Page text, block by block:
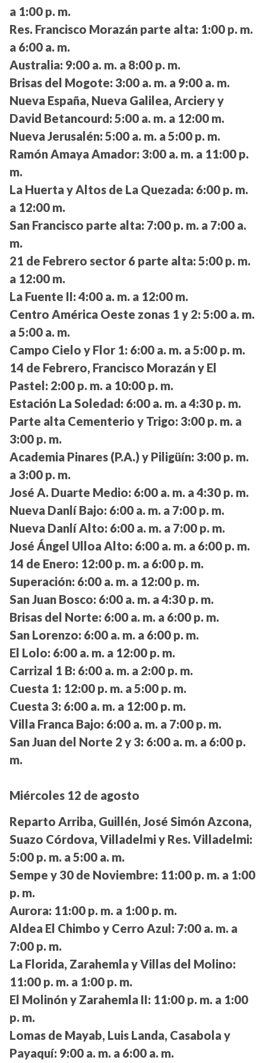
a 1:00 p. m.
Res. Francisco Morazán parte alta: 1:00 p. m.
a 6:00 a. m.
Australia: 9:00 a. m. a 8:00 p. m.
Brisas del Mogote: 3:00 a. m. a 9:00 a. m.
Nueva España, Nueva Galilea, Arciery y
David Betancourd: 5:00 a. m. a 12:00 m.
Nueva Jerusalén: 5:00 a. m. a 5:00 p. m.
Ramón Amaya Amador: 3:00 a. m. a 11:00 p.
m.
La Huerta y Altos de La Quezada: 6:00 p. m.
a 12:00 m.
San Francisco parte alta: 7:00 p. m. a 7:00 a.
m.
21 de Febrero sector 6 parte alta: 5:00 p. m.
a 12:00 m.
La Fuente II: 4:00 a. m. a 12:00 m.
Centro América Oeste zonas 1 y 2: 5:00 a. m.
a 5:00 a. m.
Campo Cielo y Flor 1: 6:00 a. m. a 5:00 p. m.
14 de Febrero, Francisco Morazán y El
Pastel: 2:00 p. m. a 10:00 p. m.
Estación La Soledad: 6:00 a. m. a 4:30 p. m.
Parte alta Cementerio y Trigo: 3:00 p. m. a
3:00 p. m.
Academia Pinares (P.A.) y Piligüín: 3:00 p. m.
a 3:00 p. m.
José A. Duarte Medio: 6:00 a. m. a 4:30 p. m.
Nueva Danlí Bajo: 6:00 a. m. a 7:00 p. m.
Nueva Danlí Alto: 6:00 a. m. a 7:00 p. m.
José Ángel Ulloa Alto: 6:00 a. m. a 6:00 p. m.
14 de Enero: 12:00 p. m. a 6:00 p. m.
Superación: 6:00 a. m. a 12:00 p. m.
San Juan Bosco: 6:00 a. m. a 4:30 p. m.
Brisas del Norte: 6:00 a. m. a 6:00 p. m.
San Lorenzo: 6:00 a. m. a 6:00 p. m.
El Lolo: 6:00 a. m. a 12:00 p. m.
Carrizal 1 B: 6:00 a. m. a 2:00 p. m.
Cuesta 1: 12:00 p. m. a 5:00 p. m.
Cuesta 3: 6:00 a. m. a 12:00 p. m.
Villa Franca Bajo: 6:00 a. m. a 7:00 p. m.
San Juan del Norte 2 y 3: 6:00 a. m. a 6:00 p.
m.
Miércoles 12 de agosto
Reparto Arriba, Guillén, José Simón Azcona,
Suazo Córdova, Villadelmi y Res. Villadelmi:
5:00 p. m. a 5:00 a. m.
Sempe y 30 de Noviembre: 11:00 p. m. a 1:00
p. m.
Aurora: 11:00 p. m. a 1:00 p. m.
Aldea El Chimbo y Cerro Azul: 7:00 a. m. a
7:00 p. m.
La Florida, Zarahemla y Villas del Molino:
11:00 p. m. a 1:00 p. m.
El Molinón y Zarahemla II: 11:00 p. m. a 1:00
p. m.
Lomas de Mayab, Luis Landa, Casabola y
Payaquí: 9:00 a. m. a 6:00 a. m.